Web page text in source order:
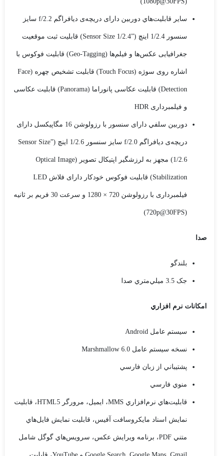
ساير قابليت‌هاي دوربين دارای دریچه‌ی دیافراگم f/2.2 سایز
سنسور 1/2.4 اینچ (”Sensor Size 1/2.4) قابلیت ثبت موقعیت
جغرافیایی عکس‌ها و فیلم‌ها (Geo-Tagging) قابلیت فوکوس با
اشاره روی سوژه (Touch Focus) قابلیت تشخیص چهره (Face
Detection) قابلیت عکاسی پانوراما (Panorama) قابلیت عکاسی
و فیلمبرداری HDR
دوربين سلفي دارای سنسور با رزولوشن 16 مگاپیکسل دارای
دریچه‌ی دیافراگم f/2.0 سایز سنسور 1/2.6 اینچ (”Sensor Size
1/2.6) مجهز به لرزشگیر اپتیکال تصویر (Optical Image
Stabilization) قابلیت فوکوس خودکار دارای فلاش LED
فیلمبرداری با رزولوشن 720 × 1280 و سرعت 30 فریم بر ثانیه
(720p@30FPS)
صدا
بلندگو
جک 3.5 ميلي‌متري صدا
امکانات نرم افزاري
سيستم عامل Android
نسخه سيستم عامل Marshmallow 6.0
پشتيباني از زبان فارسي
منوي فارسي
قابليت‌هاي نرم‌افزاري MMS، ايميل، مرورگر HTML5، قابليت
نمايش اسناد مايکروسافت آفيس، قابليت نمايش فايل‌هاي
متني PDF، برنامه ويرايش عکس، سرويس‌هاي گوگل شامل